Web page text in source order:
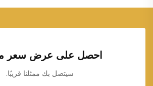
احصل على عرض سعر
سيتصل بك ممثلنا قريبًا.